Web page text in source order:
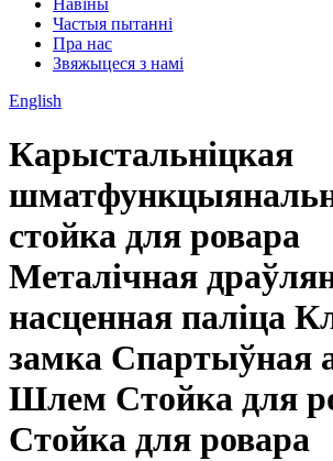
Навіны
Частыя пытанні
Пра нас
Звяжыцеся з намі
English
Карыстальніцкая
стойка для ровара
Металічная
насценная паліца
замка Спартыўная
Шлем Стойка для
Стойка для ровара